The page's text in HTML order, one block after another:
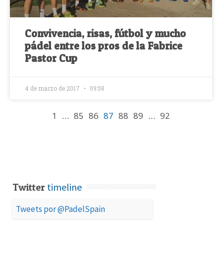
Convivencia, risas, fútbol y mucho
pádel entre los pros de la Fabrice
Pastor Cup
4 de marzo de 2017 09:58
1 … 85 86 87 88 89 … 92
Twitter timeline
Tweets por @PadelSpain